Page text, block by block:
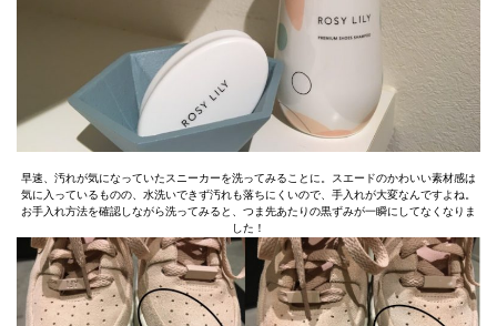
早速、汚れが気になっていたスニーカーを洗ってみることに。スエードのかわいい素材感は
気に入っているものの、水洗いできず汚れも落ちにくいので、手入れが大変なんですよね。
お手入れ方法を確認しながら洗ってみると、つま先あたりの黒ずみが一瞬にしてなくなりま
した！